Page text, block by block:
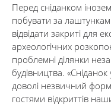
Перед сніданком
побувати за
відвідати закриті для
археологічних
проблемні ділянки
будівництва.
доволі незвичний
гостями відкриттів